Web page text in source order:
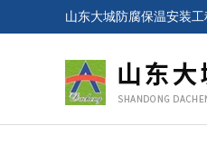
山东大城防腐保温安装工